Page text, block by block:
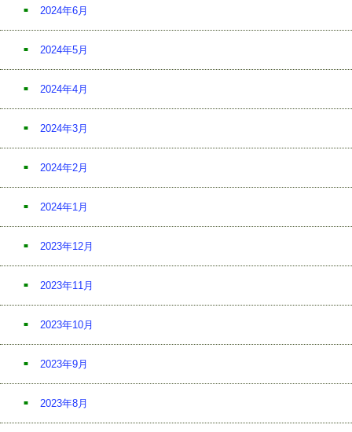
2024年6月
2024年5月
2024年4月
2024年3月
2024年2月
2024年1月
2023年12月
2023年11月
2023年10月
2023年9月
2023年8月